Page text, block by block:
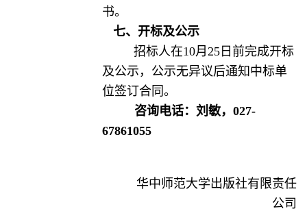
书。
七、开标及公示
招标人在10月25日前完成开标
及公示，公示无异议后通知中标单
位签订合同。
咨询电话：刘敏，027-
67861055
华中师范大学出版社有限责任
公司